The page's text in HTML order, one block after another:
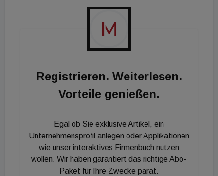
und erwirtschaftet damit einen Umsatz von rund 40
Jahresumsatz von zwei Milliarden Euro. Der
Konzern steht im Eigentum des Finanzinvestors
EQT. Im Herbst 2019 gab es in einschlägigen
abstoßen möchte. Davon würde übrigens auch der
frühere Eigentümer Bilfinger profitieren – bei
Verkauf vor drei Jahren wurde vereinbart, dass
Bilfinger einen Teikl des Verkaufserlöses erhält.
Registrieren. Weiterlesen.
Vorteile genießen.
Egal ob Sie exklusive Artikel, ein
Unternehmensprofil anlegen oder Applikationen
wie unser interaktives Firmenbuch nutzen
wollen. Wir haben garantiert das richtige Abo-
Paket für Ihre Zwecke parat.